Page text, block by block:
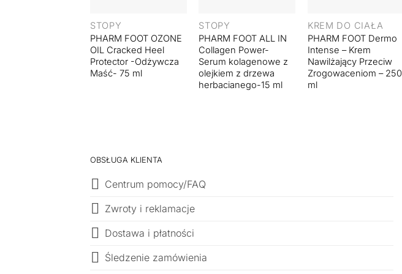
STOPY
PHARM FOOT OZONE
OIL Cracked Heel
Protector -Odżywcza
Maść- 75 ml
STOPY
PHARM FOOT ALL IN
Collagen Power-
Serum kolagenowe z
olejkiem z drzewa
herbacianego-15 ml
KREM DO CIAŁA
PHARM FOOT Dermo
Intense – Krem
Nawilżający Przeciw
Zrogowaceniom – 250
ml
OBSŁUGA KLIENTA
Centrum pomocy/FAQ
Zwroty i reklamacje
Dostawa i płatności
Śledzenie zamówienia